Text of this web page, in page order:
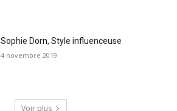
Sophie Dorn, Style influenceuse
4 novembre 2019
Voir plus